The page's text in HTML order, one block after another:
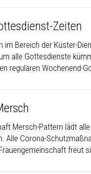
Zeiten
im Bereich der Küster-
alle Gottesdienste
regulären Wochenend-
Mersch-Pattern lädt
Alle Corona-
freut